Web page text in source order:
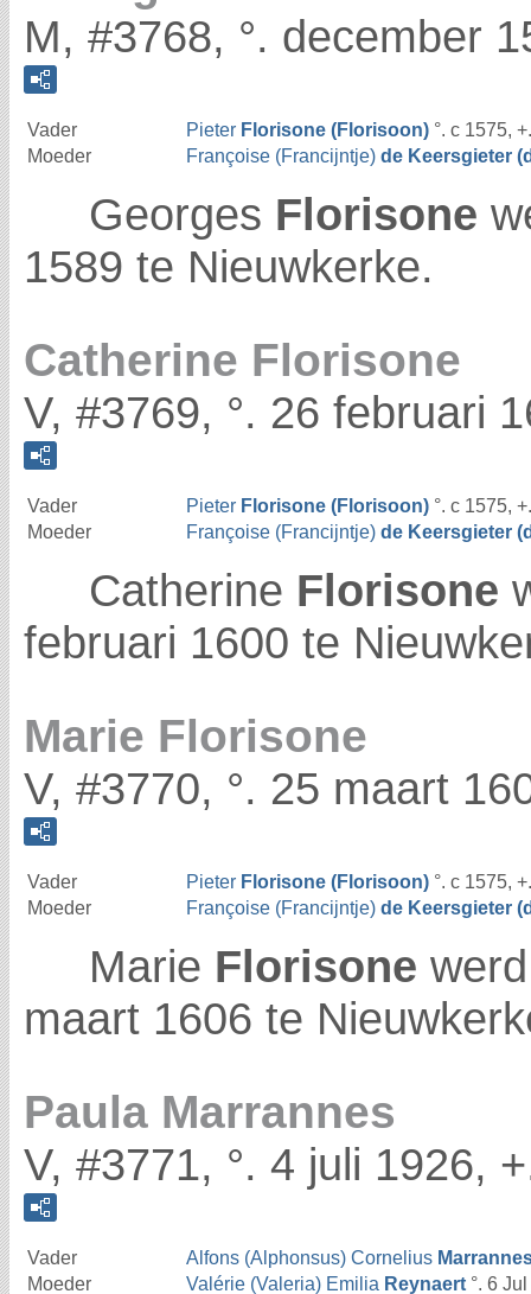
M, #3768, °. december
Vader Pieter Florisone (Florisoon) °. c 1575,
Moeder
Françoise (Francijntje) de Keersgieter
Georges Florisone
1589 te Nieuwkerke.
Catherine Florisone
V, #3769, °. 26 februari
Vader Pieter Florisone (Florisoon) °. c 1575,
Moeder
Françoise (Francijntje) de Keersgieter
Catherine Florisone
februari 1600 te
Marie Florisone
V, #3770, °. 25 maart
Vader Pieter Florisone (Florisoon) °. c 1575,
Moeder
Françoise (Francijntje) de Keersgieter
Marie Florisone
maart 1606 te
Paula Marrannes
V, #3771, °. 4 juli 1926,
Vader Alfons (Alphonsus) Cornelius
Moeder
Valérie (Valeria) Emilia Reynaert °. 6